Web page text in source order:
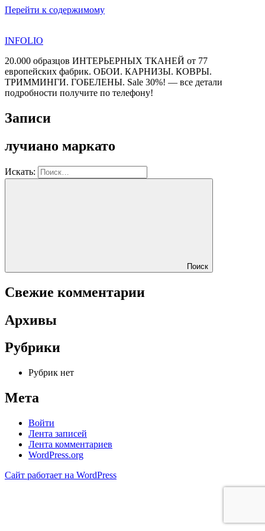
Перейти к содержимому
INFOLIO
20.000 образцов ИНТЕРЬЕРНЫХ ТКАНЕЙ от 77
европейских фабрик. ОБОИ. КАРНИЗЫ. КОВРЫ.
ТРИММИНГИ. ГОБЕЛЕНЫ. Sale 30%! — все детали
подробности получите по телефону!
Записи
лучиано маркато
Искать:
Поиск
Свежие комментарии
Архивы
Рубрики
Рубрик нет
Мета
Войти
Лента записей
Лента комментариев
WordPress.org
Сайт работает на WordPress